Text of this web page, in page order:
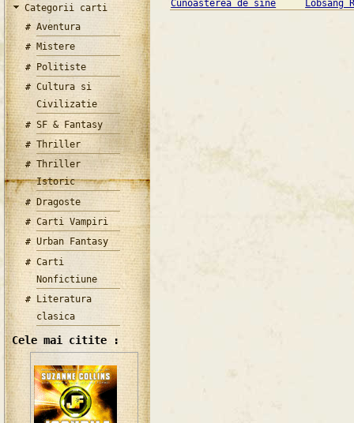
Categorii carti
Aventura
Mistere
Politiste
Cultura si
Civilizatie
SF & Fantasy
Thriller
Thriller
Istoric
Dragoste
Carti Vampiri
Urban Fantasy
Carti
Nonfictiune
Literatura
clasica
Cele mai citite :
Cunoasterea de sine
Lobsang